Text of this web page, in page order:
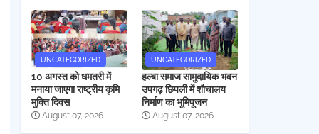
UNCATEGORIZED
10 अगस्त को धमतरी में
मनाया जाएगा राष्ट्रीय कृमि
मुक्ति दिवस
August 07, 2026
UNCATEGORIZED
हल्बा समाज सामुदायिक भवन
उपगढ़ छिपली में शौचालय
निर्माण का भूमिपूजन
August 07, 2026